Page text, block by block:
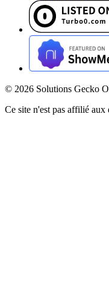
© 2026 Solutions Gecko
Ce site n'est pas affilié